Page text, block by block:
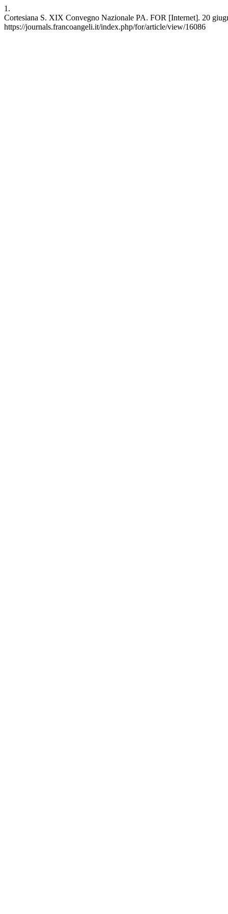
1.
Cortesiana S. XIX Convegno Nazionale PA. FOR [Internet]. 20
https://journals.francoangeli.it/index.php/for/article/view/16086